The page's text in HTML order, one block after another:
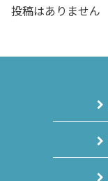
投稿はありません